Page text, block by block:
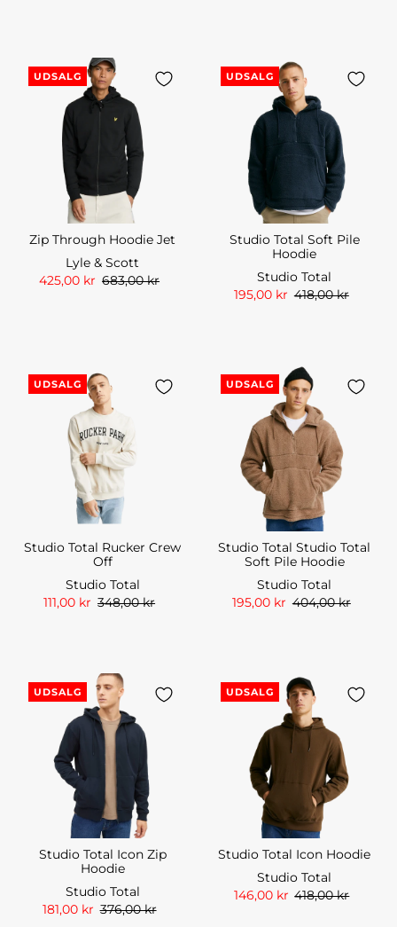
UDSALG
Zip Through Hoodie Jet
Lyle & Scott
425,00 kr 683,00 kr
UDSALG
Studio Total Soft Pile
Hoodie
Studio Total
195,00 kr 418,00 kr
UDSALG
Studio Total Rucker Crew
Off
Studio Total
111,00 kr 348,00 kr
UDSALG
Studio Total Studio Total
Soft Pile Hoodie
Studio Total
195,00 kr 404,00 kr
UDSALG
Studio Total Icon Zip
Hoodie
Studio Total
181,00 kr 376,00 kr
UDSALG
Studio Total Icon Hoodie
Studio Total
146,00 kr 418,00 kr